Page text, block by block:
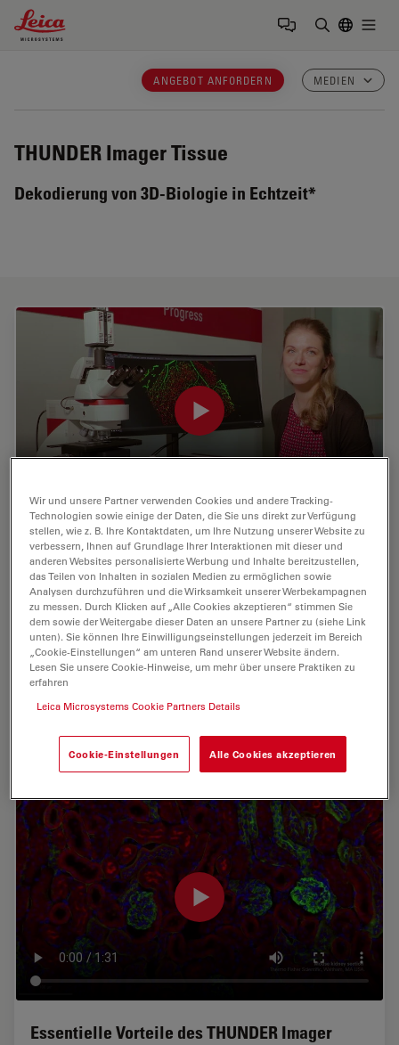
Leica Microsystems Logo
ANGEBOT ANFORDERN MEDIEN
THUNDER Imager Tissue
Dekodierung von 3D-Biologie in Echtzeit*
Quantitative Segmentierung von Einzelzellen
in Netzhautschnitten mit dem THUNDER
Imager 3D Tissue
Die Segmentierung einzelner Zellen kann in der
Angiogeneseforschung mit Netzhautschnitten ein
Problem darstellen. Mit dem THUNDER Imager 3D
Tissue ist das jetzt möglich. Mit unseren THUNDER
Imagern können Sie 3D-Biologie in Echtzeit
Nierenschnitte, Leber, Herz…
Essentielle Vorteile des THUNDER Imager
Wir und unsere Partner verwenden Cookies und andere Tracking-
Technologien sowie einige der Daten, die Sie uns direkt zur Verfügung
stellen, wie z. B. Ihre Kontaktdaten, um Ihre Nutzung unserer Website zu
verbessern, Ihnen auf Grundlage Ihrer Interaktionen mit dieser und
anderen Websites personalisierte Werbung und Inhalte bereitzustellen,
das Teilen von Inhalten in sozialen Medien zu ermöglichen sowie
Analysen durchzuführen und die Wirksamkeit unserer Werbekampagnen
zu messen. Durch Klicken auf „Alle Cookies akzeptieren“ stimmen Sie
dem sowie der Weitergabe dieser Daten an unsere Partner zu (siehe Link
unten). Sie können Ihre Einwilligungseinstellungen jederzeit im Bereich
„Cookie-Einstellungen“ am unteren Rand unserer Website ändern.
Lesen Sie unsere Cookie-Hinweise, um mehr über unsere Praktiken zu
erfahren
Leica Microsystems Cookie Partners Details
Cookie-Einstellungen Alle Cookies akzeptieren